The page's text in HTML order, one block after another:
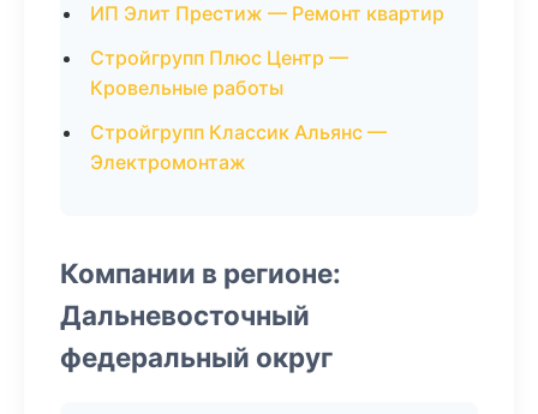
ИП Элит Престиж — Ремонт квартир
Стройгрупп Плюс Центр —
Кровельные работы
Стройгрупп Классик Альянс —
Электромонтаж
Компании в регионе:
Дальневосточный
федеральный округ